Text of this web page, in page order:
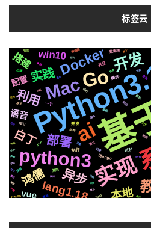
标签云
基
ai
实现
Go
python3
Mac
开发
Docker
部署
异步
利用
实践
lang1.18 本地
白丁
鸿儒
win10
搭建
语音
vue
配置
Django
进阶
并发
操作
制作
一个
并且
api
数据库
复刻
学习
原生 前后
检测
编辑器
基础
2020
微软
国内
后端
深度
记录
通过
新版
svg
结构
运行
音色
响应
ffmpeg
变量
场景
镜像
存储
遇到
github
切换
动画
属于
情况
协议
聊天
合成
快速
布局
识别
集群
可用
声音
机制
社交
推送
需要
字幕